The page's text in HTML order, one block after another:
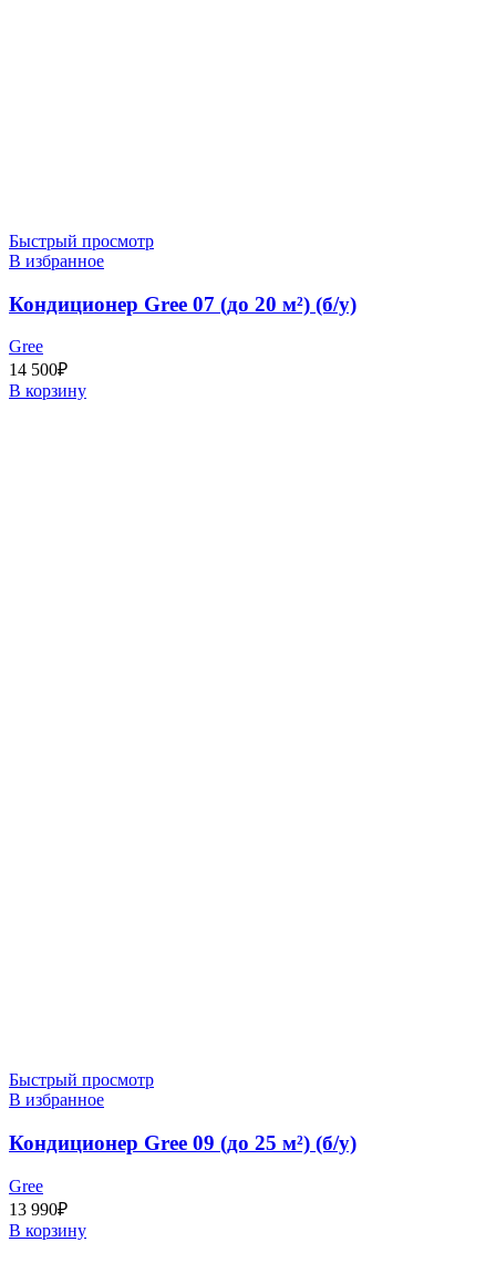
Быстрый просмотр
В избранное
Кондиционер Gree 07 (до 20 м²) (б/у)
Gree
14 500₽
В корзину
Быстрый просмотр
В избранное
Кондиционер Gree 09 (до 25 м²) (б/у)
Gree
13 990₽
В корзину